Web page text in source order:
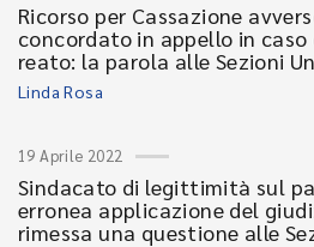
Ricorso per Cassazione
concordato in appello in caso
reato: la parola alle Sezioni
Linda Rosa
19 Aprile 2022
Sindacato di legittimità sul
erronea applicazione del
rimessa una questione alle